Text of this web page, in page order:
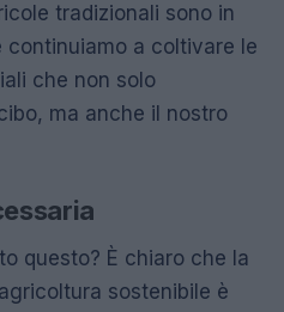
tradizionali sono in
a coltivare le
che non solo
ma anche il nostro
questo? È chiaro che la
sostenibile è